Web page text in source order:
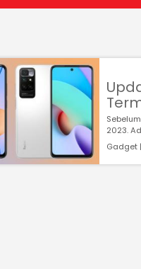
2023.
Gadget |